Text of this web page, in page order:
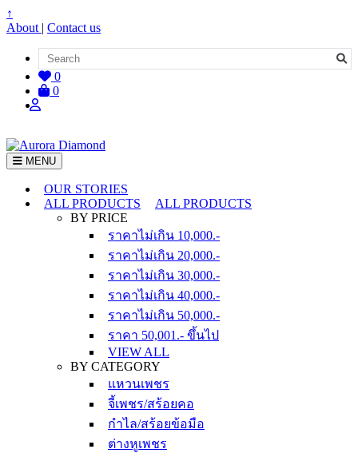
↑
About | Contact us
0
0
MENU
OUR STORIES
ALL PRODUCTS
ALL PRODUCTS
BY PRICE
ราคาไม่เกิน 10,000.-
ราคาไม่เกิน 20,000.-
ราคาไม่เกิน 30,000.-
ราคาไม่เกิน 40,000.-
ราคาไม่เกิน 50,000.-
ราคา 50,001.- ขึ้นไป
VIEW ALL
BY CATEGORY
แหวนเพชร
จี้เพชร/สร้อยคอ
กำไล/สร้อยข้อมือ
ต่างหูเพชร